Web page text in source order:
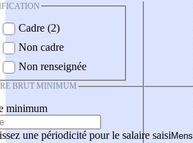
Cadre (2)
Non cadre
Non renseignée
BRUT MINIMUM
minimum
une périodicité pour le salaire saisi